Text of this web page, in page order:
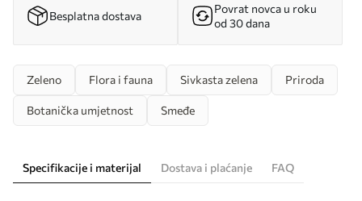
Besplatna dostava
Povrat novca u roku
od 30 dana
Zeleno Flora i fauna Sivkasta zelena Priroda
Botanička umjetnost Smeđe
Specifikacije i materijal Dostava i plaćanje FAQ